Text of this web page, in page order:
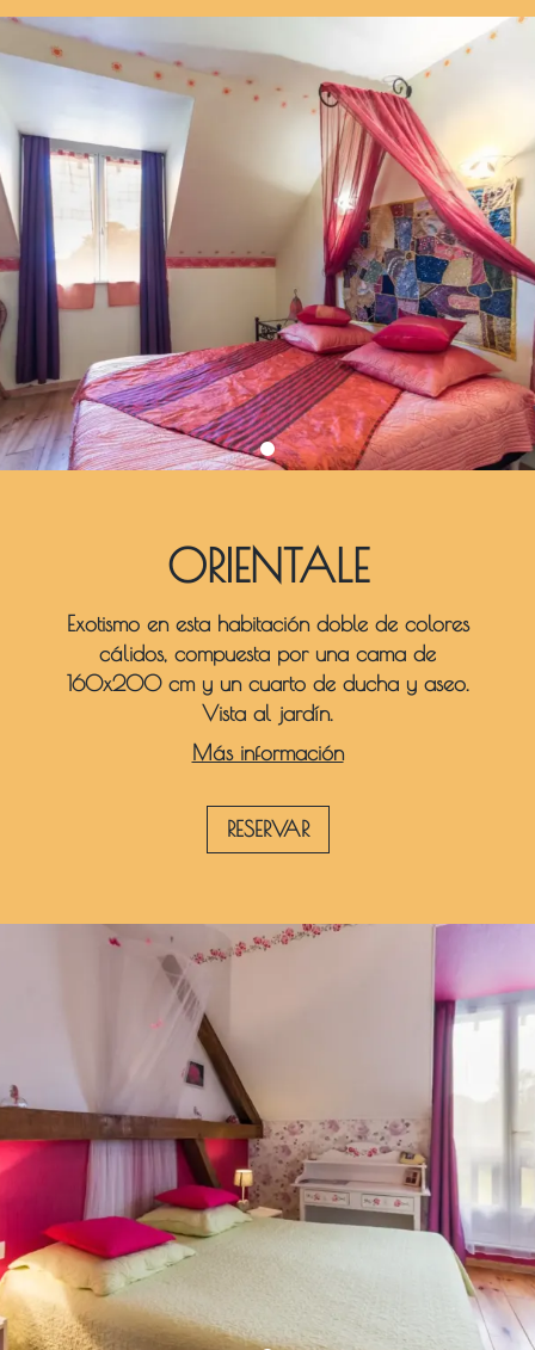
ORIENTALE
Exotismo en esta habitación doble de colores
cálidos, compuesta por una cama de
160x200 cm y un cuarto de ducha y aseo.
Vista al jardín.
Más información
RESERVAR